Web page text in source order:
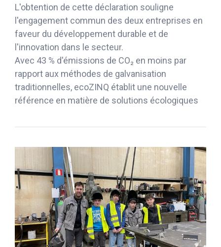
L'obtention de cette déclaration souligne
l'engagement commun des deux entreprises en
faveur du développement durable et de
l'innovation dans le secteur.
Avec 43 % d'émissions de CO₂ en moins par
rapport aux méthodes de galvanisation
traditionnelles, ecoZINQ établit une nouvelle
référence en matière de solutions écologiques